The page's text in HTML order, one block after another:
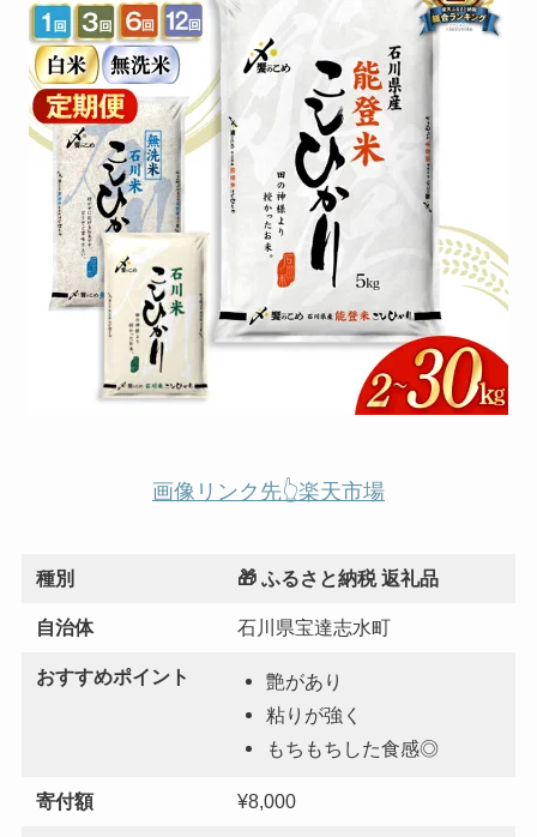
画像リンク先👆楽天市場
種別 🎁 ふるさと納税 返礼品
自治体 石川県宝達志水町
おすすめポイント
艶があり
粘りが強く
もちもちした食感◎
寄付額 ¥8,000